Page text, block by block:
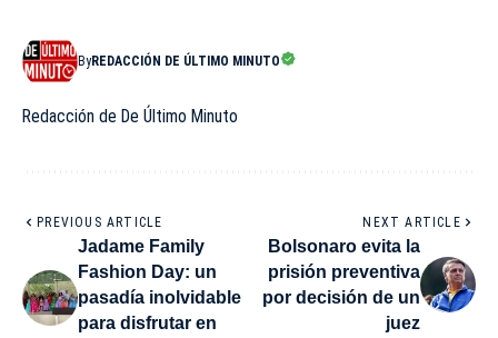
ByREDACCIÓN DE ÚLTIMO MINUTO
Redacción de De Último Minuto
PREVIOUS ARTICLE
Jadame Family
Fashion Day: un
pasadía inolvidable
para disfrutar en
NEXT ARTICLE
Bolsonaro evita la
prisión preventiva
por decisión de un
juez